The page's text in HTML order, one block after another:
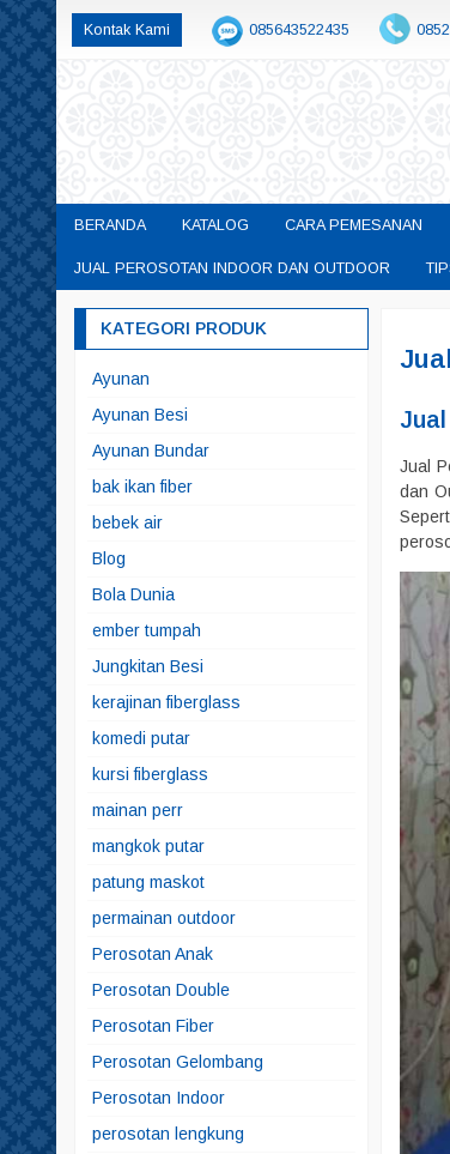
Kontak Kami 085643522435
BERANDA KATALOG CARA PEMESANAN
JUAL PEROSOTAN INDOOR DAN OUTDOOR
Jual
dan
KATEGORI PRODUK
Ayunan
Ayunan Besi
Ayunan Bundar
bak ikan fiber
bebek air
Blog
Bola Dunia
ember tumpah
Jungkitan Besi
kerajinan fiberglass
komedi putar
kursi fiberglass
mainan perr
mangkok putar
patung maskot
permainan outdoor
Perosotan Anak
Perosotan Double
Perosotan Fiber
Perosotan Gelombang
Perosotan Indoor
perosotan lengkung